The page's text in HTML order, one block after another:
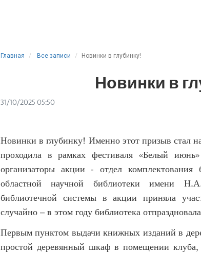
Главная Все записи Новинки в глубинку!
Новинки в
31/10/2025 05:50
Новинки в глубинку! Именно этот призыв стал
проходила в рамках фестиваля «Белый
организаторы акции - отдел комплектования
областной научной библиотеки имени
библиотечной системы в акции приняла
случайно – в этом году библиотека
Первым пунктом выдачи книжных изданий в
простой деревянный шкаф в помещении